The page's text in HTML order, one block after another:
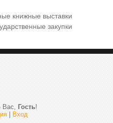
книжные выставки
закупки
Вас, Гость!
Вход